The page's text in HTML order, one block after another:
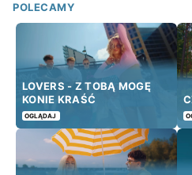
POLECAMY
LOVERS - Z TOBĄ MOGĘ
KONIE KRAŚĆ
OGLĄDAJ